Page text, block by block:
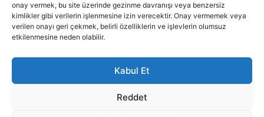
onay vermek, bu site üzerinde gezinme davranışı veya benzersiz
kimlikler gibi verilerin işlenmesine izin verecektir. Onay vermemek veya
verilen onayı geri çekmek, belirli özelliklerin ve işlevlerin olumsuz
etkilenmesine neden olabilir.
Kabul Et
Reddet